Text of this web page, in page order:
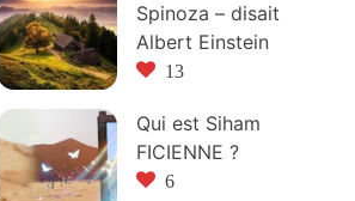
Spinoza – disait
Albert Einstein
13
Qui est Siham
FICIENNE ?
6